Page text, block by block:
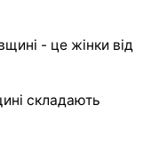
складають